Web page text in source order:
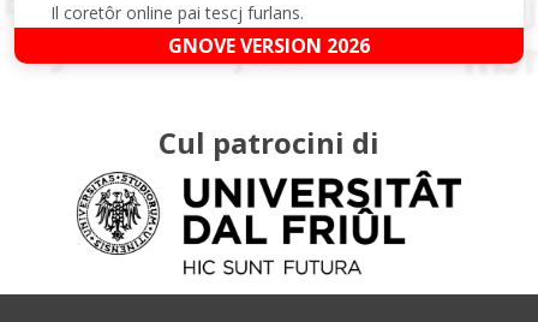
Il coretôr online pai tescj furlans.
GNOVE VERSION 2026
Cul patrocini di